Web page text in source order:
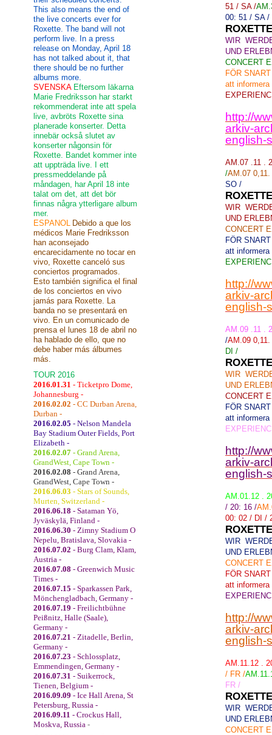
51 / SA /
00: 51 / SA /
WIR
UND
CONCERT
FÖR
att informera
http://
arkiv-
english-
AM.07 .11 .
/AM.07
SO /
WIR
UND
CONCERT
FÖR
att informera
http://
arkiv-
english-
AM.09 .11 .
/AM.09
DI /
WIR
UND
CONCERT
FÖR
att informera
http://
arkiv-
english-
AM.01.12 .
/ 20: 16 /
00: 02 / DI /
WIR
UND
CONCERT
FÖR
att informera
http://
arkiv-
english-
AM.11.12 .
/ FR /
FR /
WIR
UND
CONCERT
This also means the end of
the live concerts ever for
Roxette. The band will not
perform live. In a press
release on Monday, April 18
has not talked about it, that
there should be no further
albums more.
SVENSKA Eftersom läkarna
Marie Fredriksson har starkt
rekommenderat inte att spela
live, avbröts Roxette sina
planerade konserter. Detta
innebär också slutet av
konserter någonsin för
Roxette. Bandet kommer inte
att uppträda live. I ett
pressmeddelande på
måndagen, har April 18 inte
talat om det, att det bör
finnas några ytterligare album
mer.
ESPANOL Debido a que los
médicos Marie Fredriksson
han aconsejado
encarecidamente no tocar en
vivo, Roxette canceló sus
conciertos programados.
Esto también significa el final
de los conciertos en vivo
jamás para Roxette. La
banda no se presentará en
vivo. En un comunicado de
prensa el lunes 18 de abril no
ha hablado de ello, que no
debe haber más álbumes
más.
TOUR 2016
2016.01.31 - Ticketpro Dome,
Johannesburg -
2016.02.02 - CC Durban Arena,
Durban -
2016.02.05 - Nelson Mandela
Bay Stadium Outer Fields, Port
Elizabeth -
2016.02.07 - Grand Arena,
GrandWest, Cape Town -
2016.02.08 - Grand Arena,
GrandWest, Cape Town -
2016.06.03 - Stars of Sounds,
Murten, Switzerland -
2016.06.18 - Sataman Yö,
Jyväskylä, Finland -
2016.06.30 - Zimny Stadium O
Nepelu, Bratislava, Slovakia -
2016.07.02 - Burg Clam, Klam,
Austria -
2016.07.08 - Greenwich Music
Times -
2016.07.15 - Sparkassen Park,
Mönchengladbach, Germany -
2016.07.19 - Freilichtbühne
Peißnitz, Halle (Saale),
Germany -
2016.07.21 - Zitadelle, Berlin,
Germany -
2016.07.23 - Schlossplatz,
Emmendingen, Germany -
2016.07.31 - Suikerrock,
Tienen, Belgium -
2016.09.09 - Ice Hall Arena, St
Petersburg, Russia -
2016.09.11 - Crockus Hall,
Moskva, Russia -